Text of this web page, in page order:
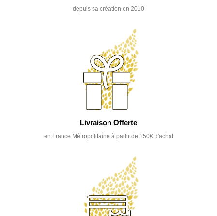
depuis sa création en 2010
Livraison Offerte
en France Métropolitaine à partir de 150€ d'achat